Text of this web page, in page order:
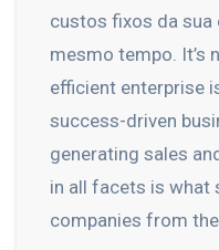
custos fixos da sua
mesmo tempo. It’s
efficient enterprise
success-driven
generating sales
in all facets is what
companies from